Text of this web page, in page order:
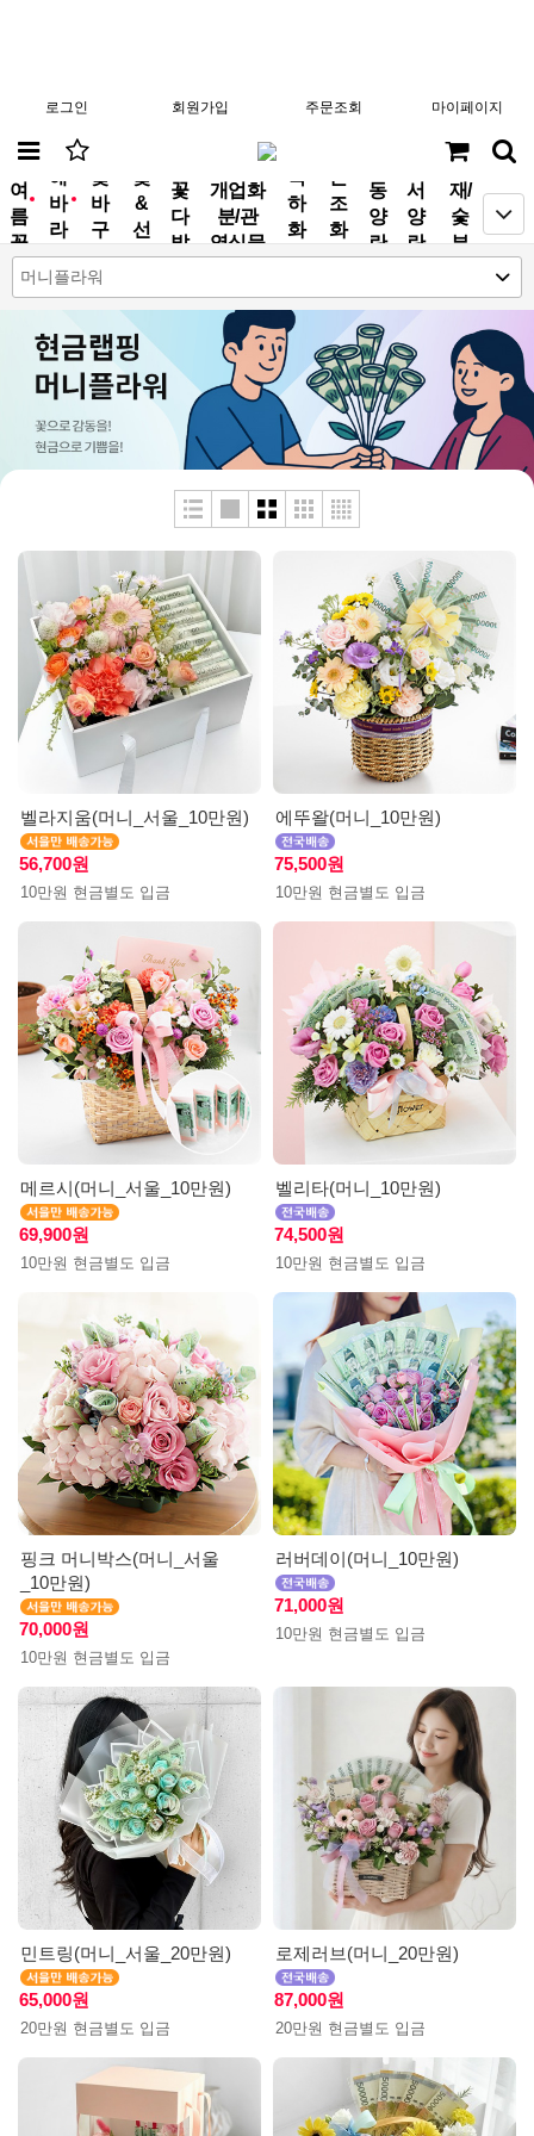
로그인 회원가입 주문조회 마이페이지
new
여
름
꽃
new
해
바
라
기
꽃
바
구
니
꽃
&
선
물
꽃
다
발
개업화
분/관
엽식물
축
하
화
환
근
조
화
환
동
양
란
서
양
란
분
재/
숯
부
벨라지움(머니_서울_10만원)
56,700원
10만원 현금별도 입금
에뚜왈(머니_10만원)
75,500원
10만원 현금별도 입금
메르시(머니_서울_10만원)
69,900원
10만원 현금별도 입금
벨리타(머니_10만원)
74,500원
10만원 현금별도 입금
핑크 머니박스(머니_서울
_10만원)
70,000원
10만원 현금별도 입금
러버데이(머니_10만원)
71,000원
10만원 현금별도 입금
민트링(머니_서울_20만원)
65,000원
20만원 현금별도 입금
로제러브(머니_20만원)
87,000원
20만원 현금별도 입금